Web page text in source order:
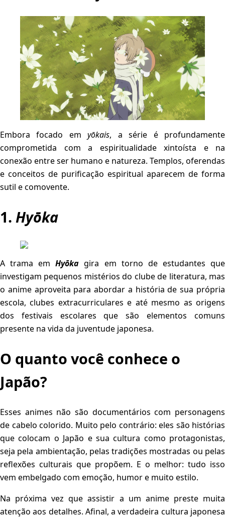
Embora focado emyōkais, a série é profundamente
comprometida com a espiritualidade xintoísta e na
conexão entre ser humano e natureza. Templos, oferendas
e conceitos de purificação espiritual aparecem de forma
sutil e comovente.
1. Hyōka
A trama emHyōka gira em torno de estudantes que
investigam pequenos mistérios do clube de literatura, mas
o anime aproveita para abordar a história de sua própria
escola, clubes extracurriculares e até mesmo as origens
dos festivais escolares que são elementos comuns
presente na vida da juventude japonesa.
O quanto você conhece o
Japão?
Esses animes não são documentários com personagens
de cabelo colorido. Muito pelo contrário: eles são histórias
que colocam o Japão e sua cultura como protagonistas,
seja pela ambientação, pelas tradições mostradas ou pelas
reflexões culturais que propõem. E o melhor: tudo isso
vem embelgado com emoção, humor e muito estilo.
Na próxima vez que assistir a um anime preste muita
atenção aos detalhes. Afinal, a verdadeira cultura japonesa